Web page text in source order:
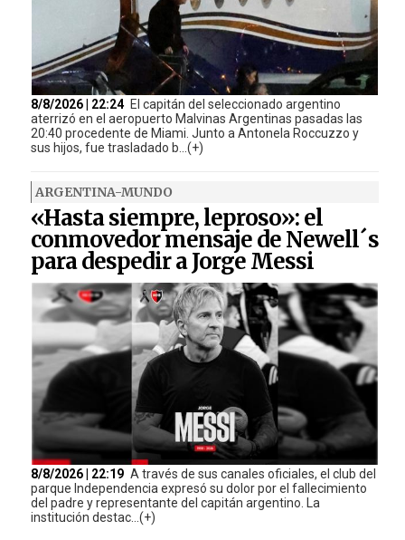
8/8/2026 | 22:24 El capitán del seleccionado argentino
aterrizó en el aeropuerto Malvinas Argentinas pasadas las
20:40 procedente de Miami. Junto a Antonela Roccuzzo y
sus hijos, fue trasladado b...(+)
ARGENTINA-MUNDO
«Hasta siempre, leproso»: el
conmovedor mensaje de Newell´s
para despedir a Jorge Messi
8/8/2026 | 22:19 A través de sus canales oficiales, el club del
parque Independencia expresó su dolor por el fallecimiento
del padre y representante del capitán argentino. La
institución destac...(+)